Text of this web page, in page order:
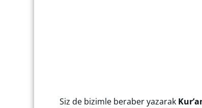
Siz de bizimle beraber yazarak